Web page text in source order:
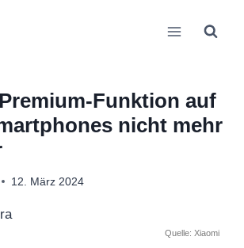
Funktion auf
nicht mehr
12. März 2024
Quelle: Xiaomi